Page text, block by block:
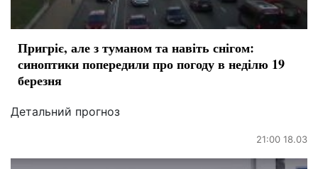
Пригріє, але з туманом та навіть снігом:
синоптики попередили про погоду в неділю 19
березня
Детальний прогноз
21:00 18.03